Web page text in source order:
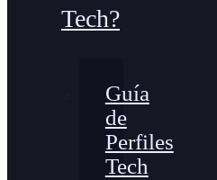
Tech?
Guía
de
Perfiles
Tech